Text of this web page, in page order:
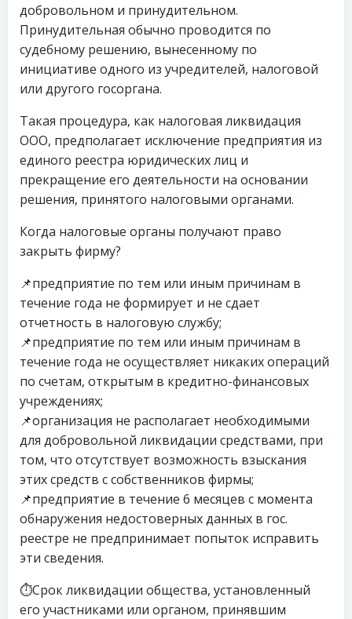
добровольном и принудительном.
Принудительная обычно проводится по
судебному решению, вынесенному по
инициативе одного из учредителей, налоговой
или другого госоргана.
Такая процедура, как налоговая ликвидация
ООО, предполагает исключение предприятия из
единого реестра юридических лиц и
прекращение его деятельности на основании
решения, принятого налоговыми органами.
Когда налоговые органы получают право
закрыть фирму?
📌предприятие по тем или иным причинам в
течение года не формирует и не сдает
отчетность в налоговую службу;
📌предприятие по тем или иным причинам в
течение года не осуществляет никаких операций
по счетам, открытым в кредитно-финансовых
учреждениях;
📌организация не располагает необходимыми
для добровольной ликвидации средствами, при
том, что отсутствует возможность взыскания
этих средств с собственников фирмы;
📌предприятие в течение 6 месяцев с момента
обнаружения недостоверных данных в гос.
реестре не предпринимает попыток исправить
эти сведения.
⏱Срок ликвидации общества, установленный
его участниками или органом, принявшим